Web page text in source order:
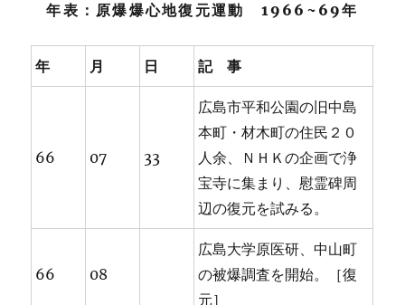
年表：原爆爆心地復元運動 1966~69年
年 月 日 記 事
66 07 33
広島市平和公園の旧中島
本町・材木町の住民２０
人余、ＮＨＫの企画で浄
宝寺に集まり、慰霊碑周
辺の復元を試みる。
66 08
広島大学原医研、中山町
の被爆調査を開始。［復
元］